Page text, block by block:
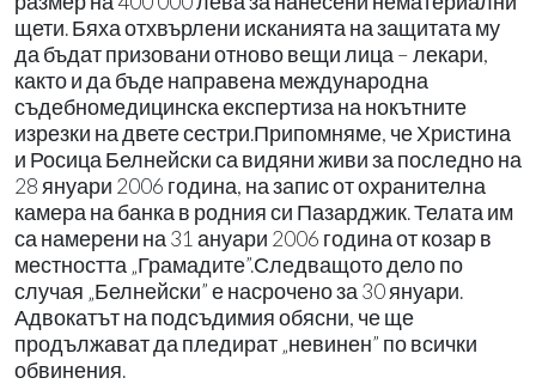
щети. Бяха отхвърлени исканията на защитата му
да бъдат призовани отново вещи лица – лекари,
както и да бъде направена международна
съдебномедицинска експертиза на нокътните
изрезки на двете сестри.Припомняме, че Христина
и Росица Белнейски са видяни живи за последно на
28 януари 2006 година, на запис от охранителна
камера на банка в родния си Пазарджик. Телата им
са намерени на 31 ануари 2006 година от козар в
местността „Грамадите”.Следващото дело по
случая „Белнейски” е насрочено за 30 януари.
Адвокатът на подсъдимия обясни, че ще
продължават да пледират „невинен” по всички
обвинения.